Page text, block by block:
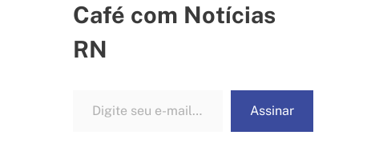
Café com Notícias
RN
Assinar